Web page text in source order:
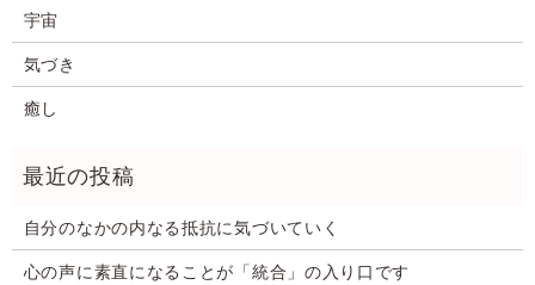
宇宙
気づき
癒し
自分のなかの内なる抵抗に気づいていく
心の声に素直になることが「統合」の入り口です